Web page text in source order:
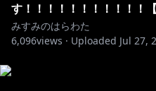
#みすみのはらわた #みす
す！！！！！！！！！！！
みすみのはらわた
6,096views · Uploaded Jul 27,